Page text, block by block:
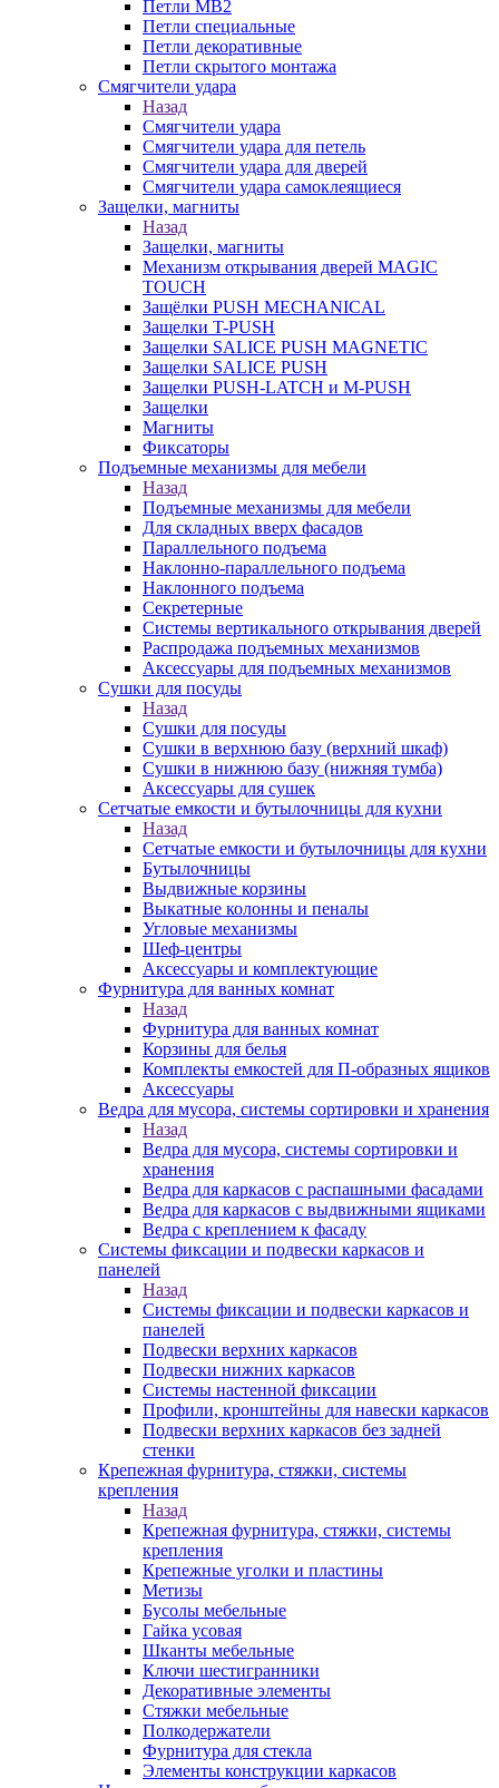
Петли MB2
Петли специальные
Петли декоративные
Петли скрытого монтажа
Смягчители удара
Назад
Смягчители удара
Смягчители удара для петель
Смягчители удара для дверей
Cмягчители удара самоклеящиеся
Защелки, магниты
Назад
Защелки, магниты
Механизм открывания дверей MAGIC
TOUCH
Защёлки PUSH MECHANICAL
Защелки T-PUSH
Защелки SALICE PUSH MAGNETIC
Защелки SALICE PUSH
Защелки PUSH-LATCH и M-PUSH
Защелки
Магниты
Фиксаторы
Подъемные механизмы для мебели
Назад
Подъемные механизмы для мебели
Для складных вверх фасадов
Параллельного подъема
Наклонно-параллельного подъема
Наклонного подъема
Секретерные
Системы вертикального открывания дверей
Распродажа подъемных механизмов
Аксессуары для подъемных механизмов
Сушки для посуды
Назад
Сушки для посуды
Сушки в верхнюю базу (верхний шкаф)
Сушки в нижнюю базу (нижняя тумба)
Аксессуары для сушек
Сетчатые емкости и бутылочницы для кухни
Назад
Сетчатые емкости и бутылочницы для кухни
Бутылочницы
Выдвижные корзины
Выкатные колонны и пеналы
Угловые механизмы
Шеф-центры
Аксессуары и комплектующие
Фурнитура для ванных комнат
Назад
Фурнитура для ванных комнат
Корзины для белья
Комплекты емкостей для П-образных ящиков
Аксессуары
Ведра для мусора, системы сортировки и хранения
Назад
Ведра для мусора, системы сортировки и
хранения
Ведра для каркасов с распашными фасадами
Ведра для каркасов с выдвижными ящиками
Ведра с креплением к фасаду
Системы фиксации и подвески каркасов и
панелей
Назад
Системы фиксации и подвески каркасов и
панелей
Подвески верхних каркасов
Подвески нижних каркасов
Системы настенной фиксации
Профили, кронштейны для навески каркасов
Подвески верхних каркасов без задней
стенки
Крепежная фурнитура, стяжки, системы
крепления
Назад
Крепежная фурнитура, стяжки, системы
крепления
Крепежные уголки и пластины
Метизы
Бусолы мебельные
Гайка усовая
Шканты мебельные
Ключи шестигранники
Декоративные элементы
Стяжки мебельные
Полкодержатели
Фурнитура для стекла
Элементы конструкции каркасов